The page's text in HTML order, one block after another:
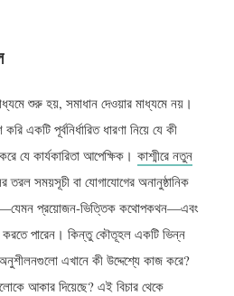
শুরু হয়, সমাধান দেওয়ার মাধ্যমে নয়।
একটি পূর্বনির্ধারিত ধারণা নিয়ে যে কী
যে কার্যকারিতা আপেক্ষিক।কাশ্মীরে নতুন
তরল সময়সূচী বা যোগাযোগের অনানুষ্ঠানিক
প্রয়োজন-ভিত্তিক কথোপকথন—এবং
করতে পারেন। কিন্তু কৌতূহল একটি ভিন্ন
এখানে কী উদ্দেশ্যে কাজ করে?
আকার দিয়েছে? এই বিচার থেকে